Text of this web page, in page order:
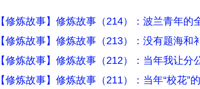
【修炼故事】修炼故事（214）：波兰青年的
【修炼故事】修炼故事（213）：没有题海和
【修炼故事】修炼故事（212）：当年我让分
【修炼故事】修炼故事（211）：当年“校花”